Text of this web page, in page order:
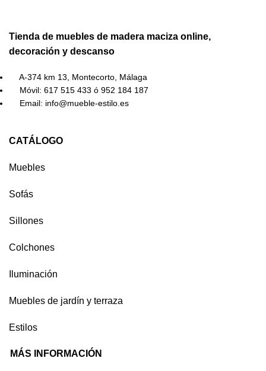
Tienda de muebles de madera maciza online,
decoración y descanso
A-374 km 13, Montecorto, Málaga
Móvil: 617 515 433 ó 952 184 187
Email: info@mueble-estilo.es
CATÁLOGO
Muebles
Sofás
Sillones
Colchones
Iluminación
Muebles de jardín y terraza
Estilos
MÁS INFORMACIÓN